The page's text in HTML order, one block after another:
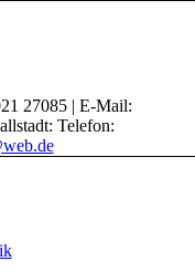
27085 | E-Mail:
Telefon: